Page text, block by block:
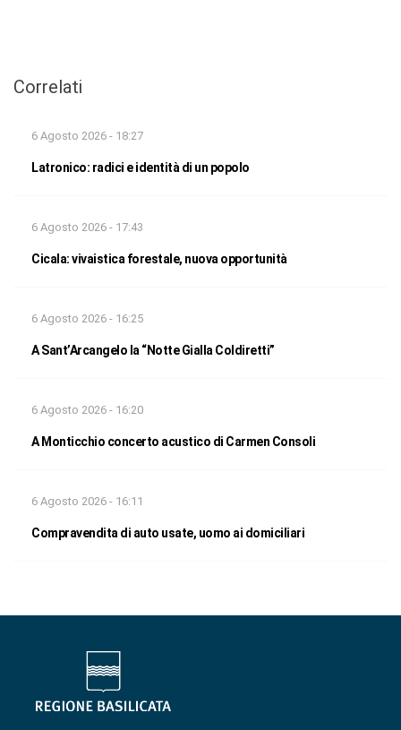
Correlati
6 Agosto 2026 - 18:27
Latronico: radici e identità di un popolo
6 Agosto 2026 - 17:43
Cicala: vivaistica forestale, nuova opportunità
6 Agosto 2026 - 16:25
A Sant’Arcangelo la “Notte Gialla Coldiretti”
6 Agosto 2026 - 16:20
A Monticchio concerto acustico di Carmen Consoli
6 Agosto 2026 - 16:11
Compravendita di auto usate, uomo ai domiciliari